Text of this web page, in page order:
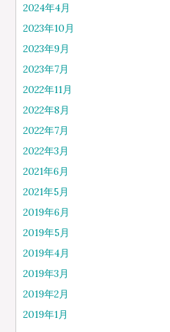
2024年4月
2023年10月
2023年9月
2023年7月
2022年11月
2022年8月
2022年7月
2022年3月
2021年6月
2021年5月
2019年6月
2019年5月
2019年4月
2019年3月
2019年2月
2019年1月